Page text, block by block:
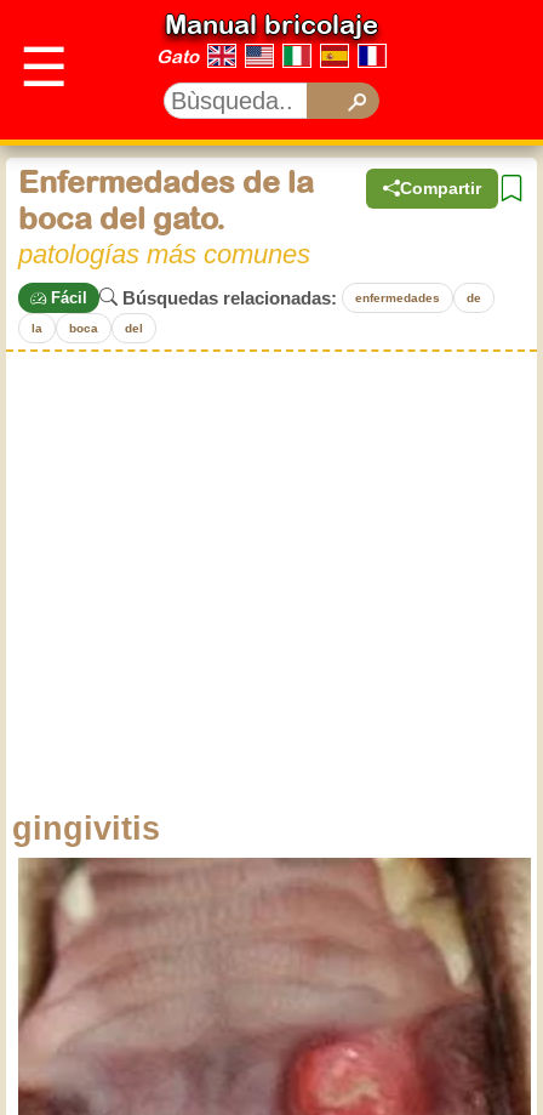
☰
Manual bricolaje
Gato
Compartir
Enfermedades de la
boca del gato.
patologías más comunes
Fácil Búsquedas relacionadas: enfermedades de
la boca del
gingivitis